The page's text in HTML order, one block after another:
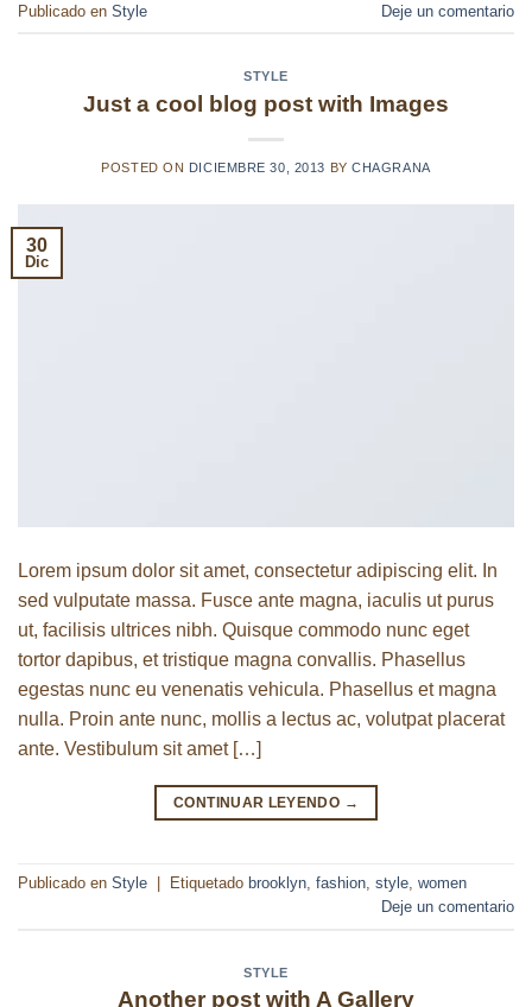
Publicado en Style Deje un comentario
STYLE
Just a cool blog post with Images
POSTED ON DICIEMBRE 30, 2013 BYCHAGRANA
30
Dic
Lorem ipsum dolor sit amet, consectetur adipiscing elit. In
sed vulputate massa. Fusce ante magna, iaculis ut purus
ut, facilisis ultrices nibh. Quisque commodo nunc eget
tortor dapibus, et tristique magna convallis. Phasellus
egestas nunc eu venenatis vehicula. Phasellus et magna
nulla. Proin ante nunc, mollis a lectus ac, volutpat placerat
ante. Vestibulum sit amet […]
CONTINUAR LEYENDO →
Publicado en Style Etiquetado brooklyn, fashion, style, women
Deje un comentario
STYLE
Another post with A Gallery